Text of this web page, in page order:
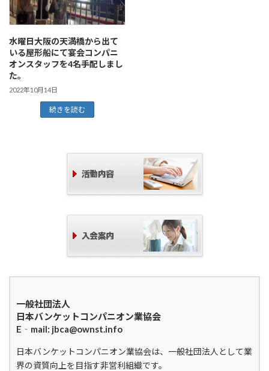
水曜日大阪の天満橋から出て
いる屋形船にて宴会コンパニ
オンスタッフを4名手配しまし
た。
2022年10月14日
続きを読む
一般社団法人
日本バンケットコンパニオン業協会
E‐mail: jbca@ownst.info
日本バンケットコンパニオン業協会は、一般社団法人として業
界の資質向上を目指す非営利組織です。